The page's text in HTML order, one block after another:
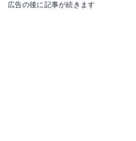
広告の後に記事が続きます